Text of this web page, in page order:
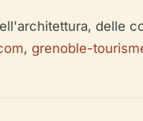
delle
, grenoble-